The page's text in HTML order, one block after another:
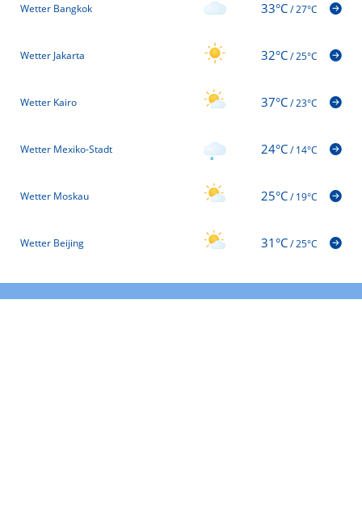
Wetter Bangkok 33°C/27°C
Wetter Jakarta 32°C/25°C
Wetter Kairo 37°C/23°C
Wetter Mexiko-Stadt 24°C/14°C
Wetter Moskau 25°C/19°C
Wetter Beijing 31°C/25°C